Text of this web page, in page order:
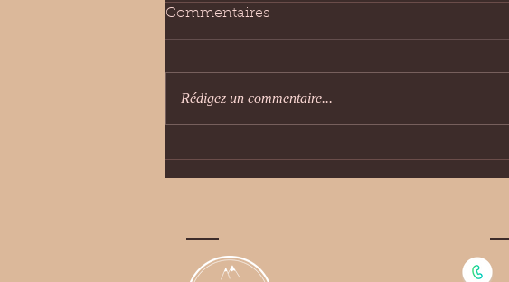
Commentaires
Rédigez un commentaire...